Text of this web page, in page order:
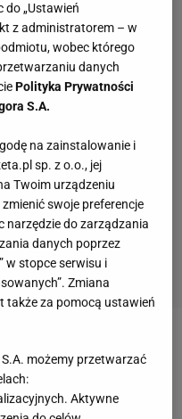
do „Ustawień
z administratorem – w
wobec którego
danych
Polityka Prywatności
S.A.
na zainstalowanie i
sp. z o.o., jej
Twoim urządzeniu
swoje preferencje
narzędzie do zarządzania
danych poprzez
w stopce serwisu i
Zmiana
także za pomocą ustawień
możemy przetwarzać
Aktywne